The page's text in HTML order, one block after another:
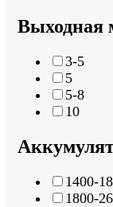
Выходная
3-5
5
5-8
10
1400-
1800-